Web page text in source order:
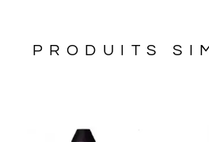
PRODUITS